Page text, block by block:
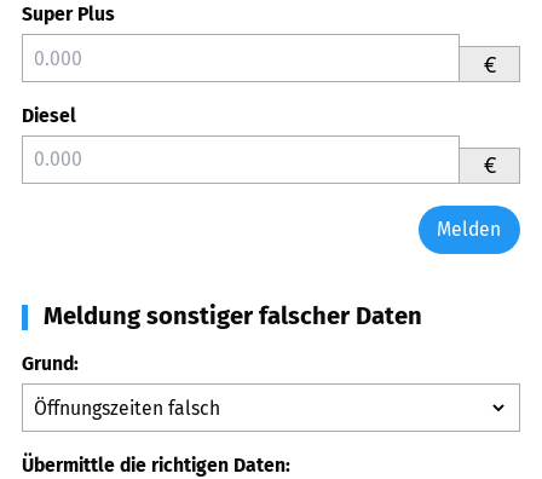
Super Plus
€
Diesel
€
Melden
Meldung sonstiger falscher Daten
Grund:
Übermittle die richtigen Daten: